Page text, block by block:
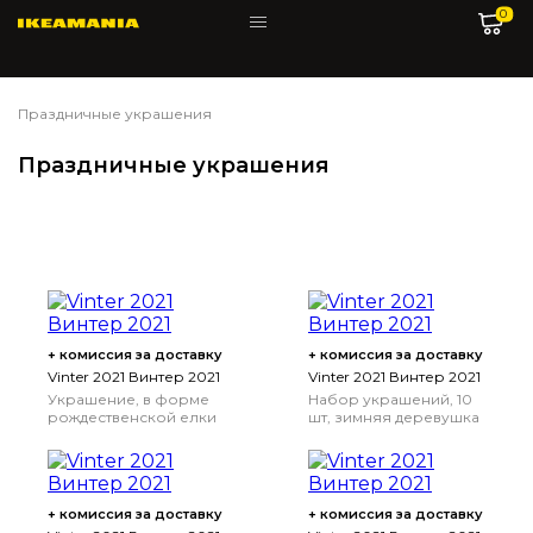
0
Праздничные украшения
Праздничные украшения
+ комиссия за доставку
Vinter 2021 Винтер 2021
Украшение, в форме
рождественской елки
+ комиссия за доставку
Vinter 2021 Винтер 2021
Набор украшений, 10
шт, зимняя деревушка
+ комиссия за доставку + комиссия за доставку